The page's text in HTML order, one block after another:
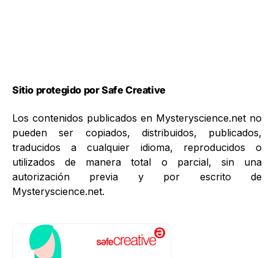
Sitio protegido por Safe Creative
Los contenidos publicados en Mysteryscience.net no
pueden ser copiados, distribuidos, publicados,
traducidos a cualquier idioma, reproducidos o
utilizados de manera total o parcial, sin una
autorización previa y por escrito de
Mysteryscience.net.